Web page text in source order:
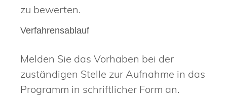
zu bewerten.
Verfahrensablauf
Melden Sie das Vorhaben bei der
zuständigen Stelle zur Aufnahme in das
Programm in schriftlicher Form an.